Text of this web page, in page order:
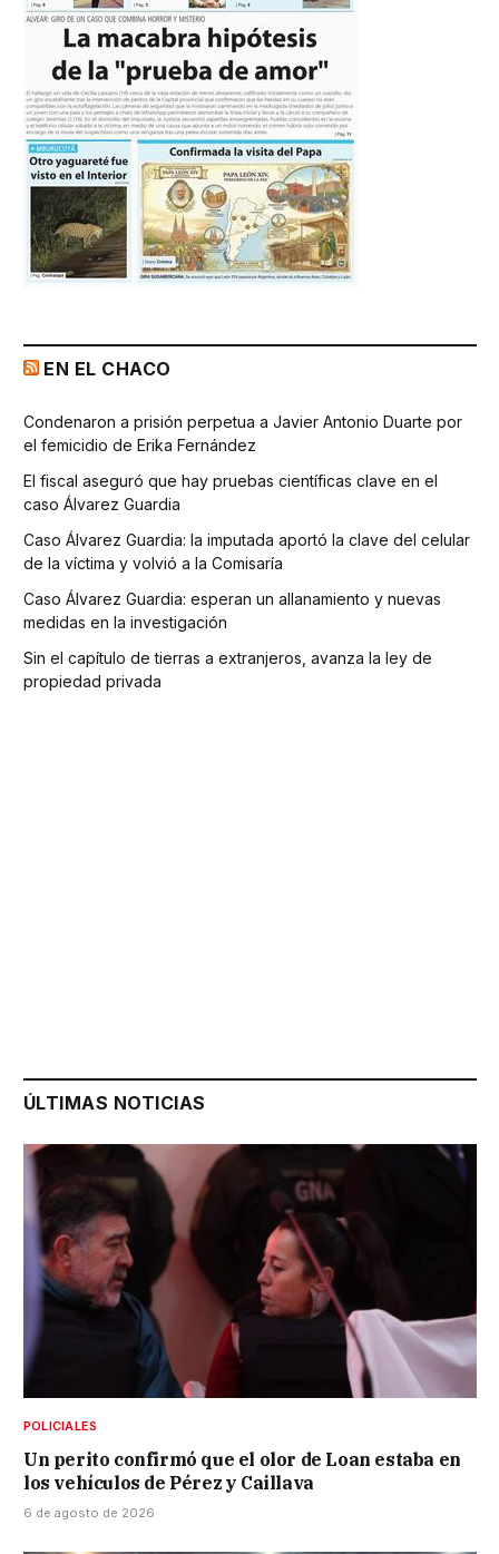
EN EL CHACO
Condenaron a prisión perpetua a Javier Antonio Duarte por
el femicidio de Erika Fernández
El fiscal aseguró que hay pruebas científicas clave en el
caso Álvarez Guardia
Caso Álvarez Guardia: la imputada aportó la clave del celular
de la víctima y volvió a la Comisaría
Caso Álvarez Guardia: esperan un allanamiento y nuevas
medidas en la investigación
Sin el capítulo de tierras a extranjeros, avanza la ley de
propiedad privada
ÚLTIMAS NOTICIAS
POLICIALES
Un perito confirmó que el olor de Loan estaba en
los vehículos de Pérez y Caillava
6 de agosto de 2026